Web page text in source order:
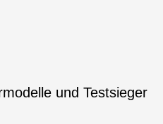
und Testsieger